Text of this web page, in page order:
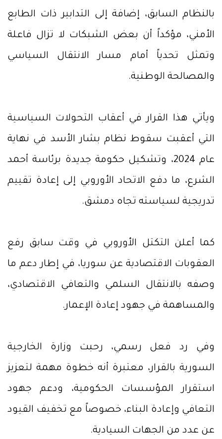
بالنظام السابق، إضافة إلى التدابير ذات الطابع
الأمني، مؤكداً أن بعض الشبكات لا تزال فاعلة
وتمثل تحدياً أمام مسار الانتقال السياسي
والمصالحة الوطنية.
ويأتي هذا القرار في أعقاب التحولات السياسية
التي أعقبت سقوط نظام بشار الأسد في نهاية
عام 2024، وتشكيل حكومة جديدة برئاسة أحمد
الشرع، ما دفع الاتحاد الأوروبي إلى إعادة تقييم
تدريجية لسياسته تجاه دمشق.
كما أعلن التكتل الأوروبي في وقت سابق رفع
العقوبات الاقتصادية عن سوريا، في إطار دعم ما
وصفه بالانتقال السلمي والتعافي الاقتصادي،
والمساهمة في جهود إعادة الإعمار.
وفي رد فعل رسمي، رحبت وزارة الخارجية
السورية بالقرار، معتبرة أنه خطوة مهمة لتعزيز
استقرار المؤسسات الحكومية، ودعم جهود
التعافي وإعادة البناء، خصوصاً مع تخفيف القيود
عن عدد من الجهات السيادية.